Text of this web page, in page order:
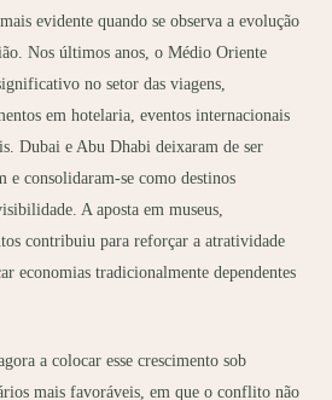
evidente quando se observa a evolução
Nos últimos anos, o Médio Oriente
no setor das viagens,
em hotelaria, eventos internacionais
Dubai e Abu Dhabi deixaram de ser
e consolidaram-se como destinos
A aposta em museus,
contribuiu para reforçar a atratividade
economias tradicionalmente dependentes
a colocar esse crescimento sob
mais favoráveis, em que o conflito não